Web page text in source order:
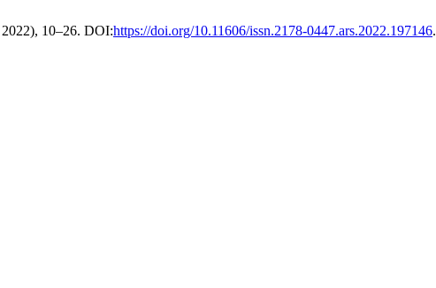
10–26. DOI:https://doi.org/10.11606/issn.2178-0447.ars.2022.197146.